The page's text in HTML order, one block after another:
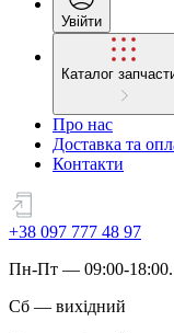
Увійти
Каталог
Про нас
Доставка та
Контакти
+38 097 777 48 97
Пн-Пт — 09:00-18:00.
Сб — вихідний